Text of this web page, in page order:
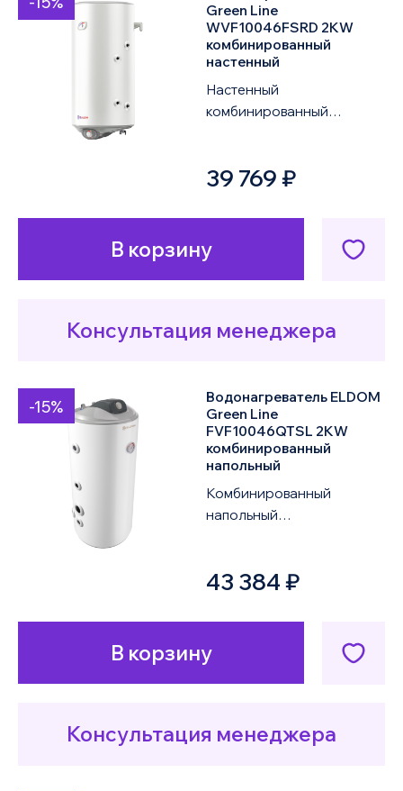
Green Line
WVF10046FSRD 2KW
комбинированный
настенный
Настенный
комбинированный
2KW объемом 100 литров
39 769 ₽
В корзину
Консультация менеджера
-15%
Водонагреватель ELDOM
Green Line
FVF10046QTSL 2KW
комбинированный
напольный
Комбинированный
напольный
2KW объемом 100 литров
43 384 ₽
В корзину
Консультация менеджера